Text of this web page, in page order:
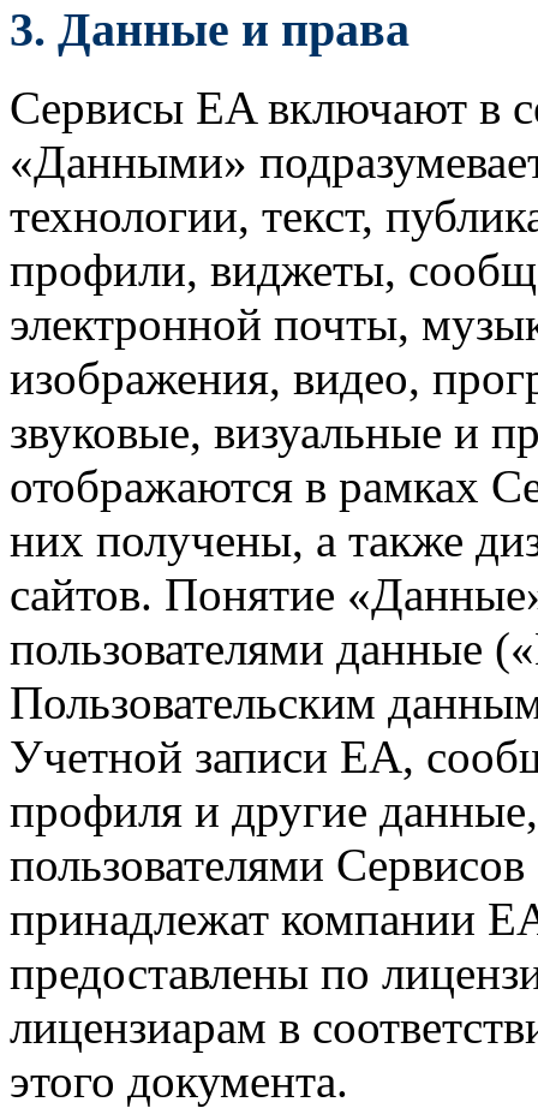
3. Данные и права
Сервисы EA включают в
«Данными»
технологии, текст,
профили, виджеты,
электронной почты,
изображения, видео,
звуковые, визуальные и
отображаются в рамках
них получены, а также
сайтов. Понятие
пользователями данные
Пользовательским
Учетной записи EA,
профиля и другие
пользователями
принадлежат компании
предоставлены по
лицензиарам в
этого документа.